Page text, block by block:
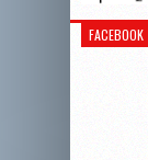
FACEBOOK